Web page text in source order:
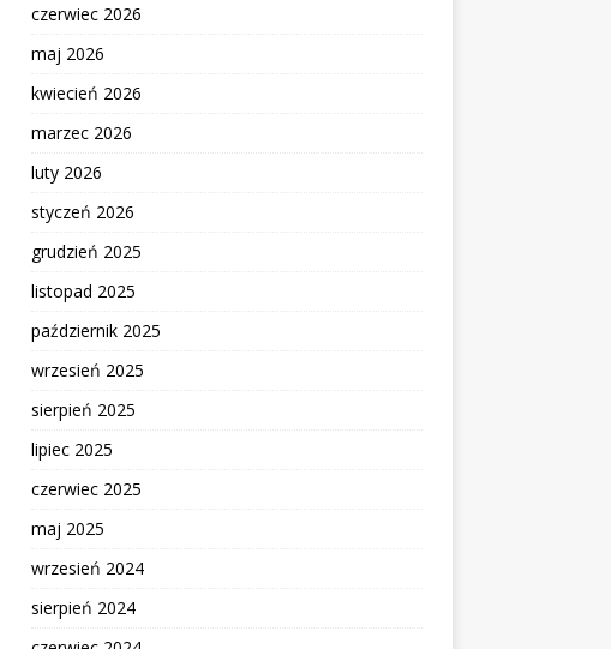
czerwiec 2026
maj 2026
kwiecień 2026
marzec 2026
luty 2026
styczeń 2026
grudzień 2025
listopad 2025
październik 2025
wrzesień 2025
sierpień 2025
lipiec 2025
czerwiec 2025
maj 2025
wrzesień 2024
sierpień 2024